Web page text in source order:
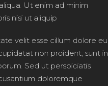
Ut enim ad minim
nisi ut aliquip
velit esse cillum dolore eu
non proident, sunt in
Sed ut perspiciatis
doloremque